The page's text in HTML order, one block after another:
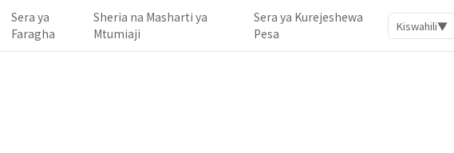
Sera ya
Faragha
Sheria na Masharti ya
Mtumiaji
Sera ya Kurejeshewa
Pesa
Kiswahili▼